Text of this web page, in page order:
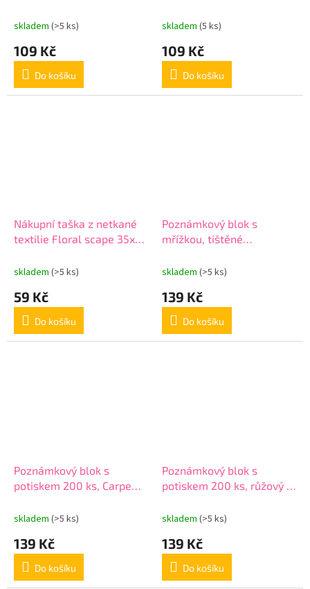
skladem (>5 ks)
109 Kč
Do košíku
skladem (5 ks)
109 Kč
Do košíku
Nákupní taška z netkané
textilie Floral scape 35x31
skladem (>5 ks)
59 Kč
Do košíku
Poznámkový blok s
mřížkou, tištěné
modrý 11 x 11 cm
skladem (>5 ks)
139 Kč
Do košíku
Poznámkový blok s
potiskem 200 ks, Carpe
skladem (>5 ks)
139 Kč
Do košíku
Poznámkový blok s
potiskem 200 ks, růžový 11
skladem (>5 ks)
139 Kč
Do košíku